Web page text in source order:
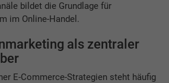
bildet die Grundlage für
im Online-Handel.
als zentraler
E-Commerce-Strategien steht häufig